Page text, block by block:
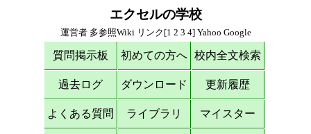
エクセルの学校
運営者 多参照Wiki リンク[1 2 3 4] Yahoo Google
質問掲示板 初めての方へ 校内全文検索
過去ログ ダウンロード 更新履歴
よくある質問 ライブラリ マイスター